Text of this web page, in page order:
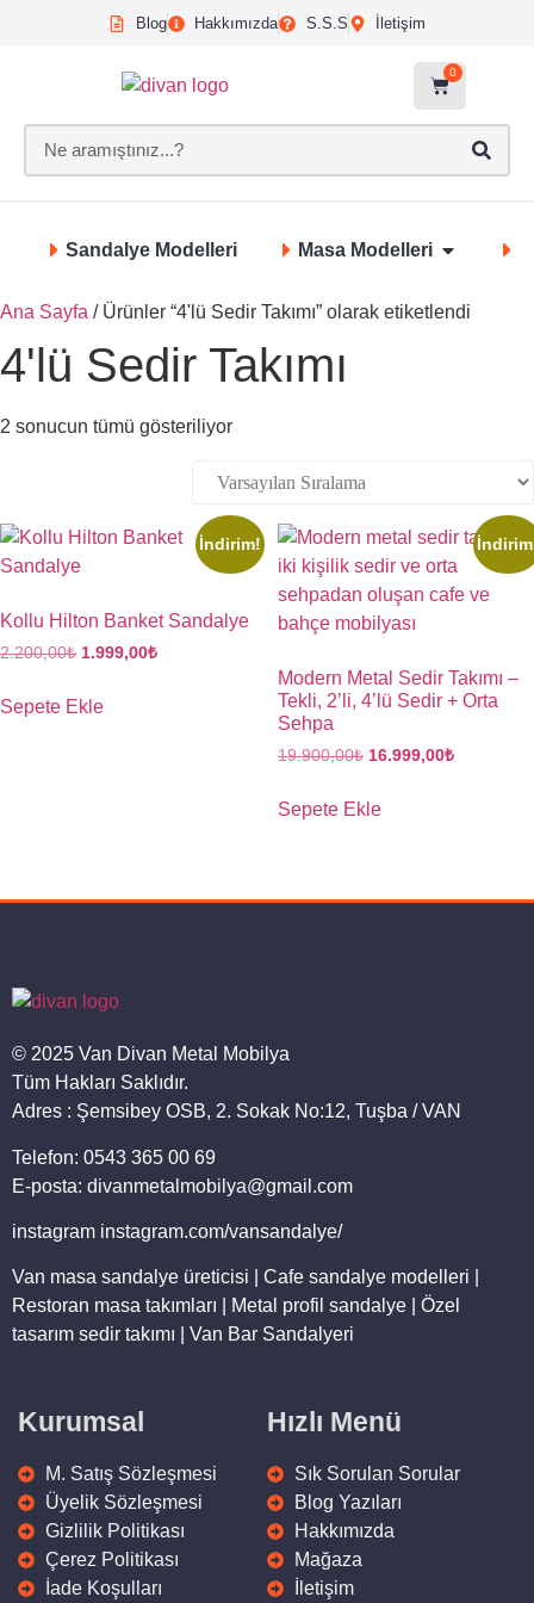
Blog Hakkımızda S.S.S İletişim
0
Sandalye Modelleri Masa Modelleri
Ana Sayfa / Ürünler “4'lü Sedir Takımı” olarak etiketlendi
4'lü Sedir Takımı
2 sonucun tümü gösteriliyor
İndirim!
Kollu Hilton Banket Sandalye
2.200,00₺ 1.999,00₺
Sepete Ekle
Modern Metal Sedir Takımı –
Tekli, 2’li, 4’lü Sedir + Orta
Sehpa
19.900,00₺ 16.999,00₺
Sepete Ekle
© 2025 Van Divan Metal Mobilya
Tüm Hakları Saklıdır.
Adres : Şemsibey OSB, 2. Sokak No:12, Tuşba / VAN
Telefon: 0543 365 00 69
E-posta: divanmetalmobilya@gmail.com
instagram instagram.com/vansandalye/
Van masa sandalye üreticisi | Cafe sandalye modelleri |
Restoran masa takımları | Metal profil sandalye | Özel
tasarım sedir takımı | Van Bar Sandalyeri
Kurumsal
M. Satış Sözleşmesi
Üyelik Sözleşmesi
Gizlilik Politikası
Çerez Politikası
İade Koşulları
Hızlı Menü
Sık Sorulan Sorular
Blog Yazıları
Hakkımızda
Mağaza
İletişim